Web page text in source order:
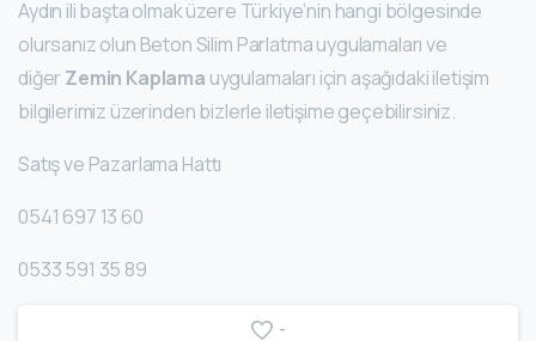
Aydın ili başta olmak üzere Türkiye’nin hangi bölgesinde
olursanız olun Beton Silim Parlatma uygulamaları ve
diğer Zemin Kaplama uygulamaları için aşağıdaki iletişim
bilgilerimiz üzerinden bizlerle iletişime geçebilirsiniz.
Satış ve Pazarlama Hattı
0541 697 13 60
0533 591 35 89
-